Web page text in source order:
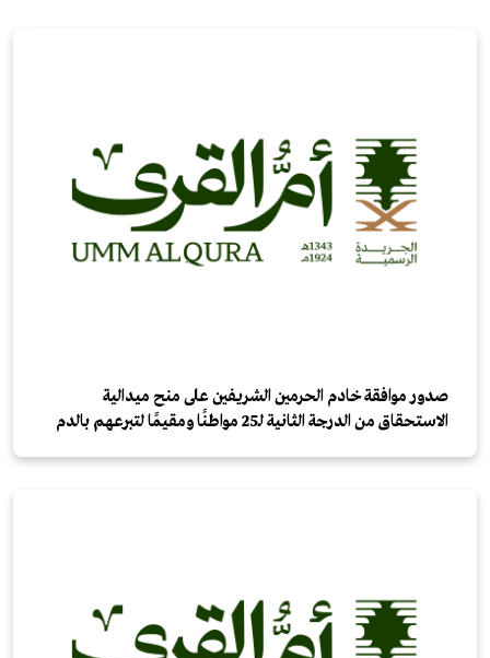
صدور موافقة خادم الحرمين الشريفين على منح ميدالية
الاستحقاق من الدرجة الثانية لـ25 مواطنًا ومقيمًا لتبرعهم بالدم